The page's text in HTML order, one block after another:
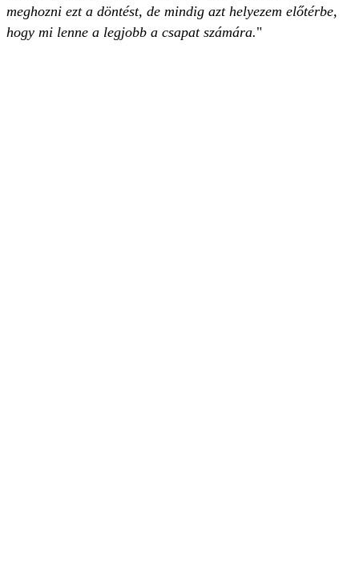
meghozni ezt a döntést, de mindig azt helyezem előtérbe,
hogy mi lenne a legjobb a csapat számára."